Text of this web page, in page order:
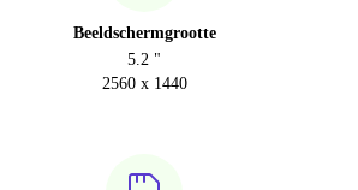
Beeldschermgrootte
5.2 "
2560 x 1440